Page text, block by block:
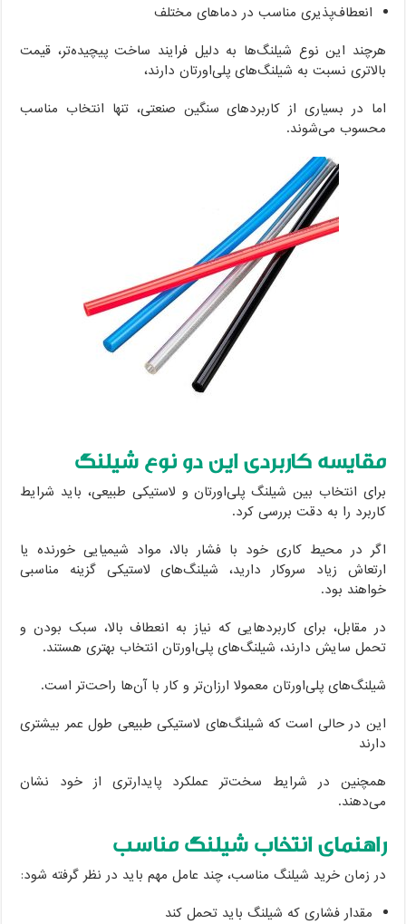
انعطاف‌پذیری مناسب در دماهای مختلف
هرچند این نوع شیلنگ‌ها به دلیل فرایند ساخت پیچیده‌تر، قیمت
بالاتری نسبت به شیلنگ‌های پلی‌اورتان دارند،
اما در بسیاری از کاربردهای سنگین صنعتی، تنها انتخاب مناسب
محسوب می‌شوند.
مقایسه کاربردی این دو نوع شیلنگ
برای انتخاب بین شیلنگ پلی‌اورتان و لاستیکی طبیعی، باید شرایط
کاربرد را به دقت بررسی کرد.
اگر در محیط کاری خود با فشار بالا، مواد شیمیایی خورنده یا
ارتعاش زیاد سروکار دارید، شیلنگ‌های لاستیکی گزینه مناسبی
خواهند بود.
در مقابل، برای کاربردهایی که نیاز به انعطاف بالا، سبک بودن و
تحمل سایش دارند، شیلنگ‌های پلی‌اورتان انتخاب بهتری هستند.
شیلنگ‌های پلی‌اورتان معمولا ارزان‌تر و کار با آن‌ها راحت‌تر است.
این در حالی است که شیلنگ‌های لاستیکی طبیعی طول عمر بیشتری
دارند
همچنین در شرایط سخت‌تر عملکرد پایدارتری از خود نشان
می‌دهند.
راهنمای انتخاب شیلنگ مناسب
در زمان خرید شیلنگ مناسب، چند عامل مهم باید در نظر گرفته شود:
مقدار فشاری که شیلنگ باید تحمل کند